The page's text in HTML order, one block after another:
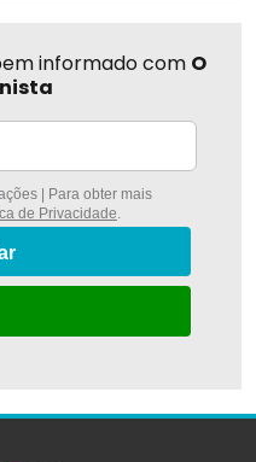
informado com O
| Para obter mais
de Privacidade.